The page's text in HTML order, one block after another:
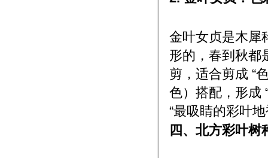
金叶女贞是木犀
形的，春到秋都
剪，适合剪成 “
色）搭配，形成
“最吸睛的彩叶地
四、北方彩叶树